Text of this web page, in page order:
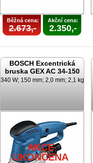
Běžná cena:
2.673,-
Akční cena:
2.350,-
BOSCH Excentrická
bruska GEX AC 34-150
340 W; 150 mm; 2,0 mm; 2,1 kg
AKCE
UKONČENA